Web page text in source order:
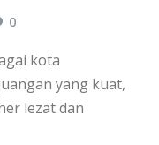
0
kota
yang kuat,
lezat dan